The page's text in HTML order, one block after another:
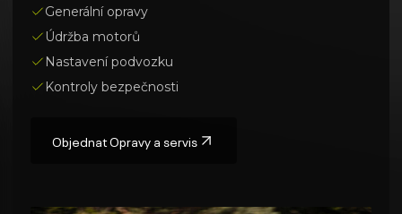
Generální opravy
Údržba motorů
Nastavení podvozku
Kontroly bezpečnosti
ObjednatOpravy a servis